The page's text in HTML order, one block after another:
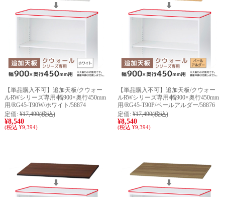
【単品購入不可】追加天板/クウォー
ルRWシリーズ専用/幅900×奥行450mm
用/RG45-T90W/ホワイト/58874
定価: ¥17,490(税込)
¥8,540
(税込 ¥9,394)
【単品購入不可】追加天板/クウォー
ルRWシリーズ専用/幅900×奥行450mm
用/RG45-T90P/ペールアルダー/58876
定価: ¥17,490(税込)
¥8,540
(税込 ¥9,394)